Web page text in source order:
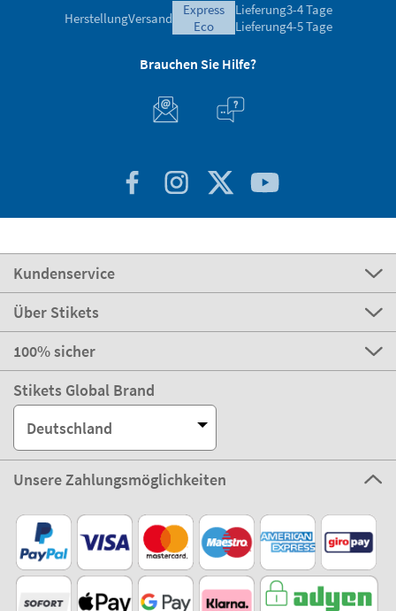
HerstellungVersand
express
eco
Lieferung3-4 Tage
Lieferung4-5 Tage
Brauchen Sie Hilfe?
Kundenservice
Über Stikets
100% sicher
Stikets Global Brand
Deutschland
Unsere Zahlungsmöglichkeiten